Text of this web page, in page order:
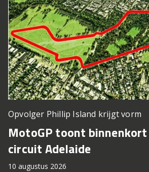
Opvolger Phillip Island krijgt vorm
MotoGP toont
circuit Adelaide
10 augustus 2026